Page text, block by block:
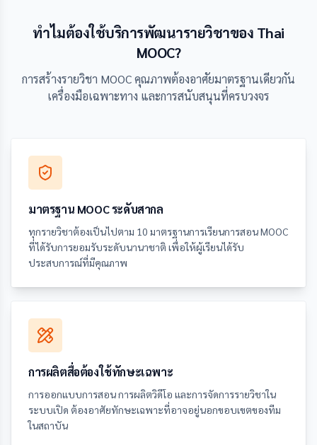
ทำไมต้องใช้บริการพัฒนารายวิชาของ Thai
MOOC?
การสร้างรายวิชา MOOC คุณภาพต้องอาศัยมาตรฐานเดียวกัน
เครื่องมือเฉพาะทาง และการสนับสนุนที่ครบวงจร
มาตรฐาน MOOC ระดับสากล
ทุกรายวิชาต้องเป็นไปตาม 10 มาตรฐานการเรียนการสอน MOOC
ที่ได้รับการยอมรับระดับนานาชาติ เพื่อให้ผู้เรียนได้รับ
ประสบการณ์ที่มีคุณภาพ
การผลิตสื่อต้องใช้ทักษะเฉพาะ
การออกแบบการสอน การผลิตวิดีโอ และการจัดการรายวิชาใน
ระบบเปิด ต้องอาศัยทักษะเฉพาะที่อาจอยู่นอกขอบเขตของทีม
ในสถาบัน